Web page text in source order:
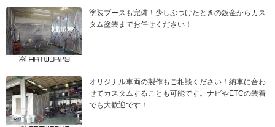
塗装ブースも完備！少しぶつけたときの鈑金からカス
タム塗装までお任せください！
オリジナル車両の製作もご相談ください！納車に合わ
せてカスタムすることも可能です。ナビやETCの装着
でも大歓迎です！